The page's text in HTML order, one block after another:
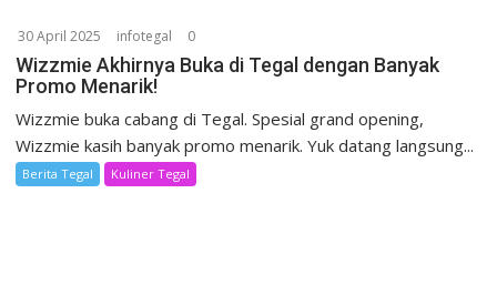
30 April 2025 infotegal 0
Wizzmie Akhirnya Buka di Tegal dengan Banyak
Promo Menarik!
Wizzmie buka cabang di Tegal. Spesial grand opening,
Wizzmie kasih banyak promo menarik. Yuk datang langsung...
Berita Tegal Kuliner Tegal